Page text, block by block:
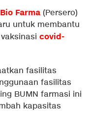
Bio Farma (Persero)
untuk membantu
covid-
fasilitas
fasilitas
BUMN farmasi ini
kapasitas